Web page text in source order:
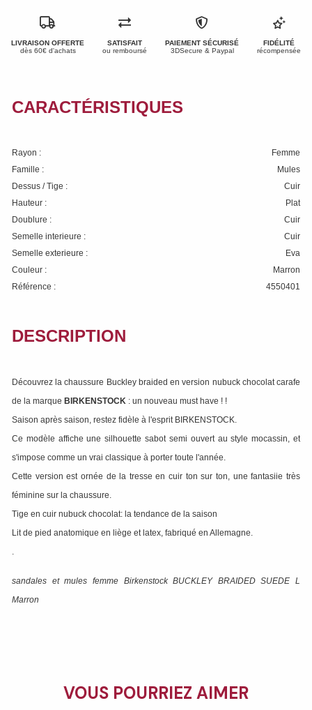
LIVRAISON OFFERTE
dès 60€ d'achats
SATISFAIT
ou remboursé
PAIEMENT SÉCURISÉ
3DSecure & Paypal
FIDÉLITÉ
récompensée
CARACTÉRISTIQUES
Rayon :
Femme
Famille :
Mules
Dessus / Tige :
Cuir
Hauteur :
Plat
Doublure :
Cuir
Semelle interieure :
Cuir
Semelle exterieure :
Eva
Couleur :
Marron
Référence :
4550401
DESCRIPTION
Découvrez la chaussure Buckley braided en version nubuck chocolat carafe
de la marque BIRKENSTOCK : un nouveau must have ! !
Saison après saison, restez fidèle à l'esprit BIRKENSTOCK.
Ce modèle affiche une silhouette sabot semi ouvert au style mocassin, et
s'impose comme un vrai classique à porter toute l'année.
Cette version est ornée de la tresse en cuir ton sur ton, une fantasiie très
féminine sur la chaussure.
Tige en cuir nubuck chocolat: la tendance de la saison
Lit de pied anatomique en liège et latex, fabriqué en Allemagne.
.
sandales et mules femme Birkenstock BUCKLEY BRAIDED SUEDE L
Marron
VOUS POURRIEZ AIMER